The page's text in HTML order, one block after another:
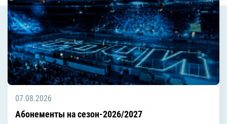
07.08.2026
Абонементы на сезон-2026/2027